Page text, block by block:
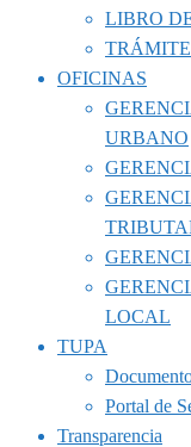
LIBRO
OFICINAS
URBANO
LOCAL
TUPA
Portal de
Transparencia